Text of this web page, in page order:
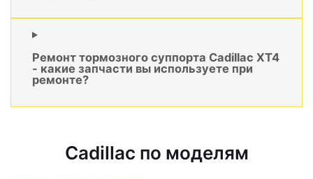
Ремонт тормозного суппорта Cadillac XT4
- какие запчасти вы используете при
ремонте?
Cadillac по моделям